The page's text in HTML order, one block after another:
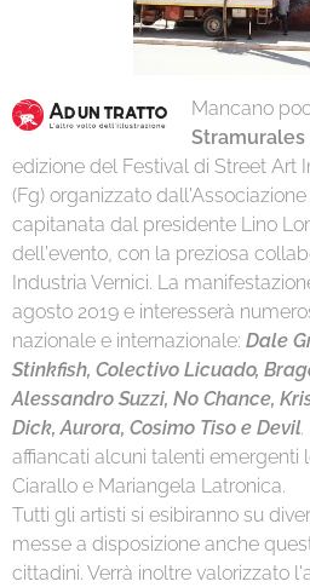
Mancano
Stramurales
edizione del Festival di Street Art
(Fg) organizzato dall'Associazione
capitanata dal presidente Lino
dell'evento, con la preziosa
Industria Vernici. La
agosto 2019 e interesserà
nazionale e internazionale: Dale
Stinkfish, Colectivo Licuado,
Alessandro Suzzi, No Chance,
Dick, Aurora, Cosimo Tiso e Devil.
affiancati alcuni talenti emergenti
Ciarallo e Mariangela Latronica.
Tutti gli artisti si esibiranno su
messe a disposizione anche
cittadini. Verrà inoltre valorizzato